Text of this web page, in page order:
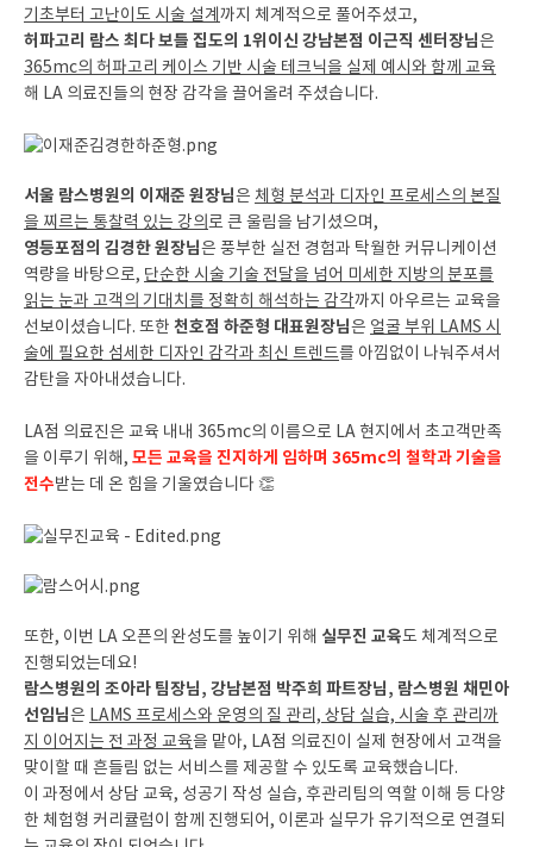
기초부터 고난이도 시술 설계 까지 체계적으로 풀어주셨고,
허파고리 람스 최다 보틀 집도의 1위이신 강남본점 이근직 센터장님은
365mc의 허파고리 케이스 기반 시술 테크닉을 실제 예시와 함께 교육
해 LA 의료진들의 현장 감각을 끌어올려 주셨습니다.
서울 람스병원의 이재준 원장님은 체형 분석과 디자인 프로세스의 본질
을 찌르는 통찰력 있는 강의로 큰 울림을 남기셨으며,
영등포점의 김경한 원장님은 풍부한 실전 경험과 탁월한 커뮤니케이션
역량을 바탕으로, 단순한 시술 기술 전달을 넘어 미세한 지방의 분포를
읽는 눈과 고객의 기대치를 정확히 해석하는 감각까지 아우르는 교육을
선보이셨습니다. 또한 천호점 하준형 대표원장님은 얼굴 부위 LAMS 시
술에 필요한 섬세한 디자인 감각과 최신 트렌드를 아낌없이 나눠주셔서
감탄을 자아내셨습니다.
LA점 의료진은 교육 내내 365mc의 이름으로 LA 현지에서 초고객만족
을 이루기 위해, 모든 교육을 진지하게 임하며 365mc의 철학과 기술을
전수받는 데 온 힘을 기울였습니다 👏
또한, 이번 LA 오픈의 완성도를 높이기 위해 실무진 교육도 체계적으로
진행되었는데요!
람스병원의 조아라 팀장님, 강남본점 박주희 파트장님, 람스병원 채민아
선임님은 LAMS 프로세스와 운영의 질 관리, 상담 실습, 시술 후 관리까
지 이어지는 전 과정 교육을 맡아, LA점 의료진이 실제 현장에서 고객을
맞이할 때 흔들림 없는 서비스를 제공할 수 있도록 교육했습니다.
이 과정에서 상담 교육, 성공기 작성 실습, 후관리팀의 역할 이해 등 다양
한 체험형 커리큘럼이 함께 진행되어, 이론과 실무가 유기적으로 연결되